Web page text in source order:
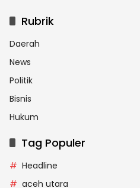
Rubrik
Daerah
News
Politik
Bisnis
Hukum
Tag Populer
Headline
aceh utara